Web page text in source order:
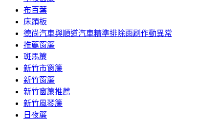
布百葉
床頭板
德尚汽車與順道汽車精準排除雨刷作動異常
推薦窗簾
斑馬簾
新竹市窗簾
新竹窗簾
新竹窗簾推薦
新竹風琴簾
日夜簾